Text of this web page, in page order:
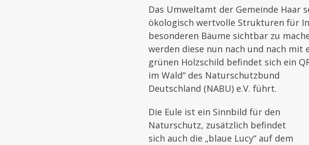
Das Umweltamt der Gemeinde Haar
ökologisch wertvolle Strukturen für
besonderen Bäume sichtbar zu
werden diese nun nach und nach mit
grünen Holzschild befindet sich ein
im Wald“ des Naturschutzbund
Deutschland (NABU) e.V. führt.
Die Eule ist ein Sinnbild für den
Naturschutz, zusätzlich befindet
sich auch die „blaue Lucy“ auf dem